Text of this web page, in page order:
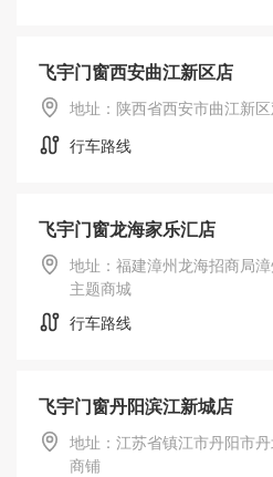
飞宇门窗西安曲江新区店
地址：陕西省西安市曲江新
行车路线
飞宇门窗龙海家乐汇店
地址：福建漳州龙海招商局
主题商城
行车路线
飞宇门窗丹阳滨江新城店
地址：江苏省镇江市丹阳市
商铺